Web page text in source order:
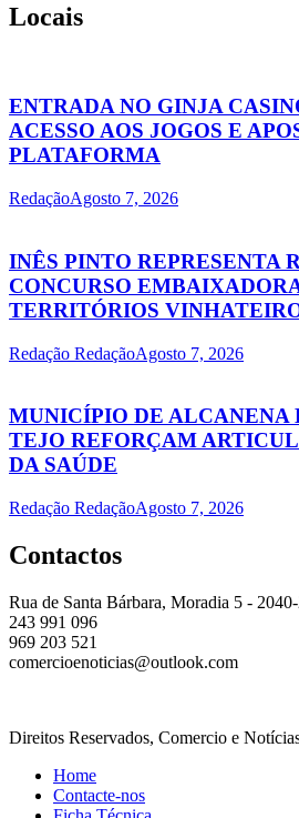
Locais
ENTRADA NO GINJA
ACESSO AOS JOGOS E
PLATAFORMA
RedaçãoAgosto 7, 2026
INÊS PINTO REPRESENTA
CONCURSO
TERRITÓRIOS
Redação RedaçãoAgosto 7, 2026
MUNICÍPIO DE ALCANENA
TEJO REFORÇAM
DA SAÚDE
Redação RedaçãoAgosto 7, 2026
Contactos
Rua de Santa Bárbara, Moradia 5 -
243 991 096
969 203 521
comercioenoticias@outlook.com
Direitos Reservados, Comercio e
Home
Contacte-nos